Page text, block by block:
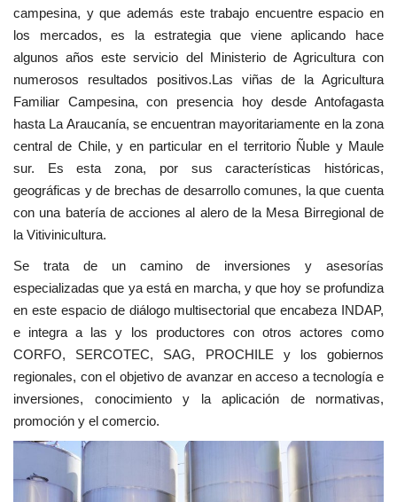
campesina, y que además este trabajo encuentre espacio en
los mercados, es la estrategia que viene aplicando hace
algunos años este servicio del Ministerio de Agricultura con
numerosos resultados positivos.Las viñas de la Agricultura
Familiar Campesina, con presencia hoy desde Antofagasta
hasta La Araucanía, se encuentran mayoritariamente en la zona
central de Chile, y en particular en el territorio Ñuble y Maule
sur. Es esta zona, por sus características históricas,
geográficas y de brechas de desarrollo comunes, la que cuenta
con una batería de acciones al alero de la Mesa Birregional de
la Vitivinicultura.
Se trata de un camino de inversiones y asesorías
especializadas que ya está en marcha, y que hoy se profundiza
en este espacio de diálogo multisectorial que encabeza INDAP,
e integra a las y los productores con otros actores como
CORFO, SERCOTEC, SAG, PROCHILE y los gobiernos
regionales, con el objetivo de avanzar en acceso a tecnología e
inversiones, conocimiento y la aplicación de normativas,
promoción y el comercio.